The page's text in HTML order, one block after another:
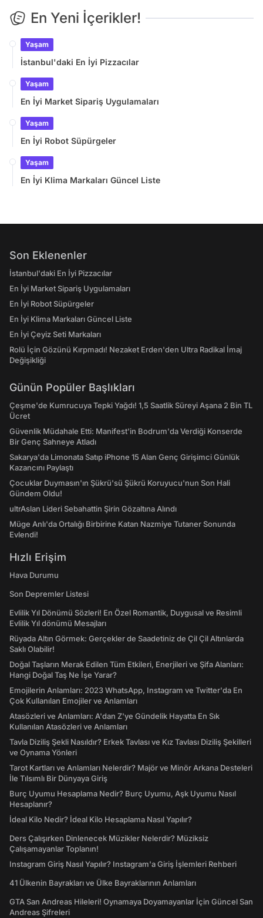
En Yeni İçerikler!
Yaşam
İstanbul'daki En İyi Pizzacılar
Yaşam
En İyi Market Sipariş Uygulamaları
Yaşam
En İyi Robot Süpürgeler
Yaşam
En İyi Klima Markaları Güncel Liste
Son Eklenenler
İstanbul'daki En İyi Pizzacılar
En İyi Market Sipariş Uygulamaları
En İyi Robot Süpürgeler
En İyi Klima Markaları Güncel Liste
En İyi Çeyiz Seti Markaları
Rolü İçin Gözünü Kırpmadı! Nezaket Erden'den Ultra Radikal İmaj
Değişikliği
Günün Popüler Başlıkları
Çeşme'de Kumrucuya Tepki Yağdı! 1,5 Saatlik Süreyi Aşana 2 Bin TL
Ücret
Güvenlik Müdahale Etti: Manifest'in Bodrum'da Verdiği Konserde
Bir Genç Sahneye Atladı
Sakarya'da Limonata Satıp iPhone 15 Alan Genç Girişimci Günlük
Kazancını Paylaştı
Çocuklar Duymasın'ın Şükrü'sü Şükrü Koruyucu'nun Son Hali
Gündem Oldu!
ultrAslan Lideri Sebahattin Şirin Gözaltına Alındı
Müge Anlı'da Ortalığı Birbirine Katan Nazmiye Tutaner Sonunda
Evlendi!
Hızlı Erişim
Hava Durumu
Son Depremler Listesi
Evlilik Yıl Dönümü Sözleri! En Özel Romantik, Duygusal ve Resimli
Evlilik Yıl dönümü Mesajları
Rüyada Altın Görmek: Gerçekler de Saadetiniz de Çil Çil Altınlarda
Saklı Olabilir!
Doğal Taşların Merak Edilen Tüm Etkileri, Enerjileri ve Şifa Alanları:
Hangi Doğal Taş Ne İşe Yarar?
Emojilerin Anlamları: 2023 WhatsApp, Instagram ve Twitter'da En
Çok Kullanılan Emojiler ve Anlamları
Atasözleri ve Anlamları: A'dan Z'ye Gündelik Hayatta En Sık
Kullanılan Atasözleri ve Anlamları
Tavla Diziliş Şekli Nasıldır? Erkek Tavlası ve Kız Tavlası Diziliş Şekilleri
ve Oynama Yönleri
Tarot Kartları ve Anlamları Nelerdir? Majör ve Minör Arkana Desteleri
İle Tılsımlı Bir Dünyaya Giriş
Burç Uyumu Hesaplama Nedir? Burç Uyumu, Aşk Uyumu Nasıl
Hesaplanır?
İdeal Kilo Nedir? İdeal Kilo Hesaplama Nasıl Yapılır?
Ders Çalışırken Dinlenecek Müzikler Nelerdir? Müziksiz
Çalışamayanlar Toplanın!
Instagram Giriş Nasıl Yapılır? Instagram'a Giriş İşlemleri Rehberi
41 Ülkenin Bayrakları ve Ülke Bayraklarının Anlamları
GTA San Andreas Hileleri! Oynamaya Doyamayanlar İçin Güncel San
Andreas Şifreleri